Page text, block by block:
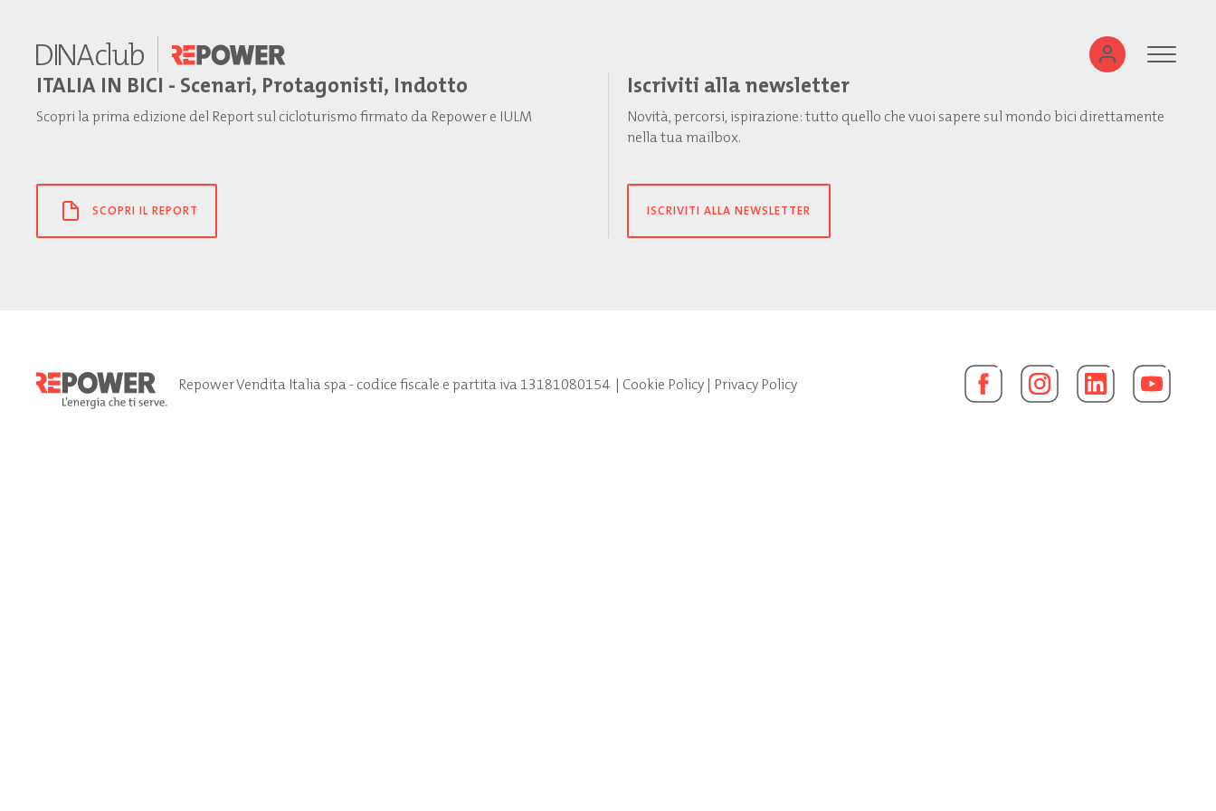
ITALIA IN BICI - Scenari, Protagonisti, Indotto
Scopri la prima edizione del Report sul cicloturismo firmato da Repower e IULM
SCOPRI IL REPORT
Iscriviti alla newsletter
Novità, percorsi, ispirazione: tutto quello che vuoi sapere sul mondo bici direttamente
nella tua mailbox.
ISCRIVITI ALLA NEWSLETTER
Repower Vendita Italia spa - codice fiscale e partita iva 13181080154| Cookie Policy| Privacy Policy